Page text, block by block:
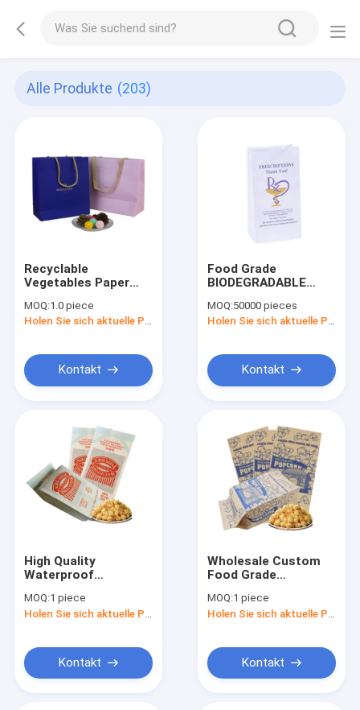
Alle Produkte (203)
Recyclable
Vegetables Paper
Brown Kraft Paper
Shopping Bags For
MOQ:1.0 piece
Holen Sie sich aktuelle Preis
Kontakt
Food Grade
BIODEGRADABLE
Printed RX
Prescription
Resistant Paper Bag
For Pharmacy
MOQ:50000 pieces
Holen Sie sich aktuelle Preis
Kontakt
High Quality
Waterproof
Paper Food Grade
Microwave Popcorn
MOQ:1 piece
Kontakt
Wholesale Custom
Food Grade
Temperature Factory
Size Oil Proof
Home Party
MOQ:1 piece
Kontakt